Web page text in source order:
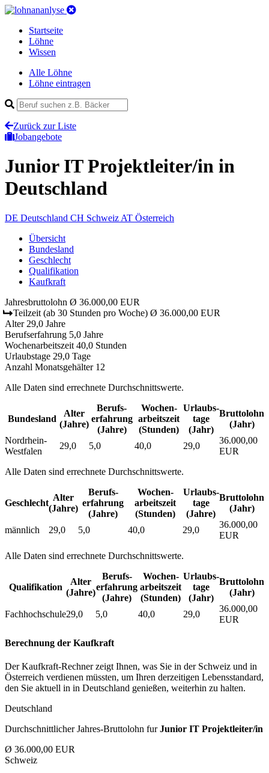
Startseite
Löhne
Wissen
Alle Löhne
Löhne eintragen
Zurück zur Liste
Jobangebote
Junior IT Projektleiter/in in
Deutschland
DE Deutschland CH Schweiz AT Österreich
Übersicht
Bundesland
Geschlecht
Qualifikation
Kaufkraft
Jahresbruttolohn Ø 36.000,00 EUR
Teilzeit (ab 30 Stunden pro Woche) Ø 36.000,00 EUR
Alter 29,0 Jahre
Berufserfahrung 5,0 Jahre
Wochenarbeitszeit 40,0 Stunden
Urlaubstage 29,0 Tage
Anzahl Monatsgehälter 12
Alle Daten sind errechnete Durchschnittswerte.
Bundesland
Alter
(Jahre)
Berufs­
erfahrung
(Jahre)
Wochen­
arbeitszeit
(Stunden)
Urlaubs­
tage
(Jahr)
Bruttolohn
(Jahr)
Nordrhein-
Westfalen
29,0 5,0 40,0 29,0
36.000,00
EUR
Alle Daten sind errechnete Durchschnittswerte.
Geschlecht
Alter
(Jahre)
Berufs­
erfahrung
(Jahre)
Wochen­
arbeitszeit
(Stunden)
Urlaubs­
tage
(Jahre)
Bruttolohn
(Jahr)
männlich 29,0 5,0 40,0 29,0
36.000,00
EUR
Alle Daten sind errechnete Durchschnittswerte.
Qualifikation
Alter
(Jahre)
Berufs­
erfahrung
(Jahre)
Wochen­
arbeitszeit
(Stunden)
Urlaubs­
tage
(Jahr)
Bruttolohn
(Jahr)
Fachhochschule29,0 5,0 40,0 29,0
36.000,00
EUR
Berechnung der Kaufkraft
Der Kaufkraft-Rechner zeigt Ihnen, was Sie in der Schweiz und in
Österreich verdienen müssten, um Ihren derzeitigen Lebensstandard,
den Sie aktuell in in Deutschland genießen, weiterhin zu halten.
Deutschland
Durchschnittlicher Jahres-Bruttolohn furJunior IT Projektleiter/in
Ø 36.000,00 EUR
Schweiz